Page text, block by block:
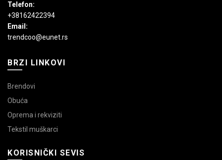
Telefon:
+38162422394
Email:
trendcoo@eunet.rs
BRZI LINKOVI
Brendovi
Obuća
Oprema i rekviziti
Tekstil muškarci
KORISNIČKI SEVIS